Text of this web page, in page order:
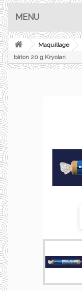
MENU
Maquillage
bâton 20 g Kryolan